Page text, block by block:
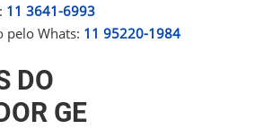
11 3641-6993
pelo Whats: 11 95220-1984
DO
GE